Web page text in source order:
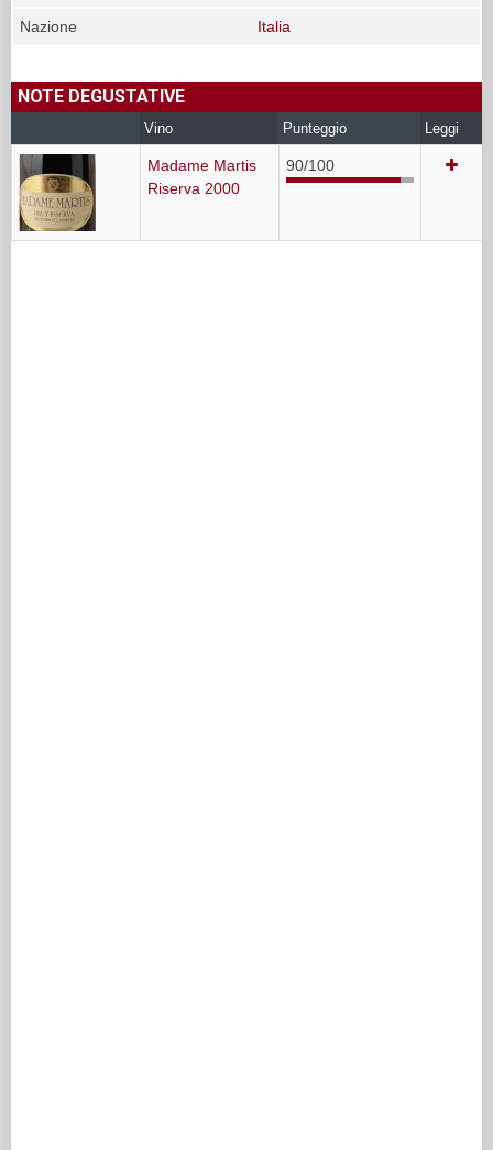
Nazione Italia
NOTE DEGUSTATIVE
Vino Punteggio Leggi
Madame Martis
Riserva 2000
90/100